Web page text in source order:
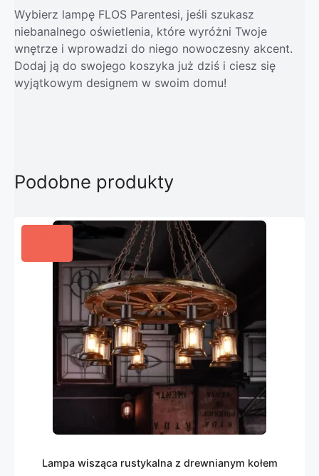
Wybierz lampę FLOS Parentesi, jeśli szukasz
niebanalnego oświetlenia, które wyróżni Twoje
wnętrze i wprowadzi do niego nowoczesny akcent.
Dodaj ją do swojego koszyka już dziś i ciesz się
wyjątkowym designem w swoim domu!
Podobne produkty
Lampa wisząca rustykalna z drewnianym kołem